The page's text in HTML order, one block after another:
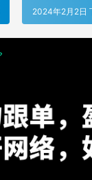
2024年2月2日